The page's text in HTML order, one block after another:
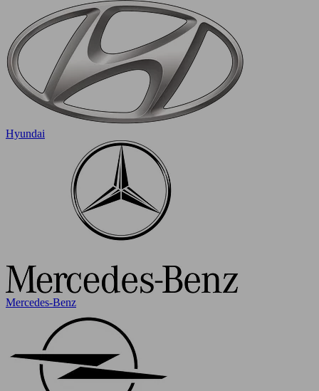
Hyundai
Mercedes-Benz